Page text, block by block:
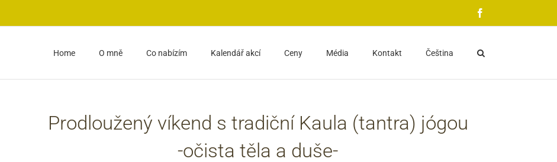
Home O mně Co nabízím Kalendář akcí Ceny Média Kontakt Čeština
Prodloužený víkend s tradiční Kaula (tantra) jógou
-očista těla a duše-